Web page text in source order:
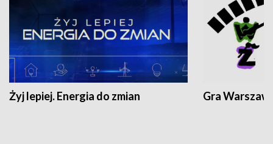
Żyj lepiej. Energia do zmian Gra